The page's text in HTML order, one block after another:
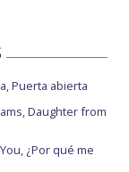
Puerta abierta
Daughter from
¿Por qué me